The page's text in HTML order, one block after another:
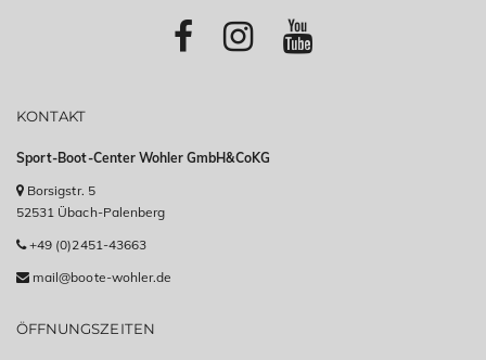
KONTAKT
Sport-Boot-Center Wohler GmbH&CoKG
Borsigstr. 5
52531 Übach-Palenberg
+49 (0)2451-43663
mail@boote-wohler.de
ÖFFNUNGSZEITEN